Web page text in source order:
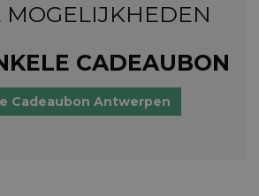
MOGELIJKHEDEN
CADEAUBON
Cadeaubon Antwerpen